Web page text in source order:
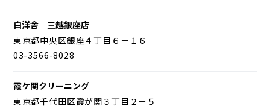
白洋舎 三越銀座店
東京都中央区銀座４丁目６－１６
03-3566-8028
霞ケ関クリーニング
東京都千代田区霞が関３丁目２－５